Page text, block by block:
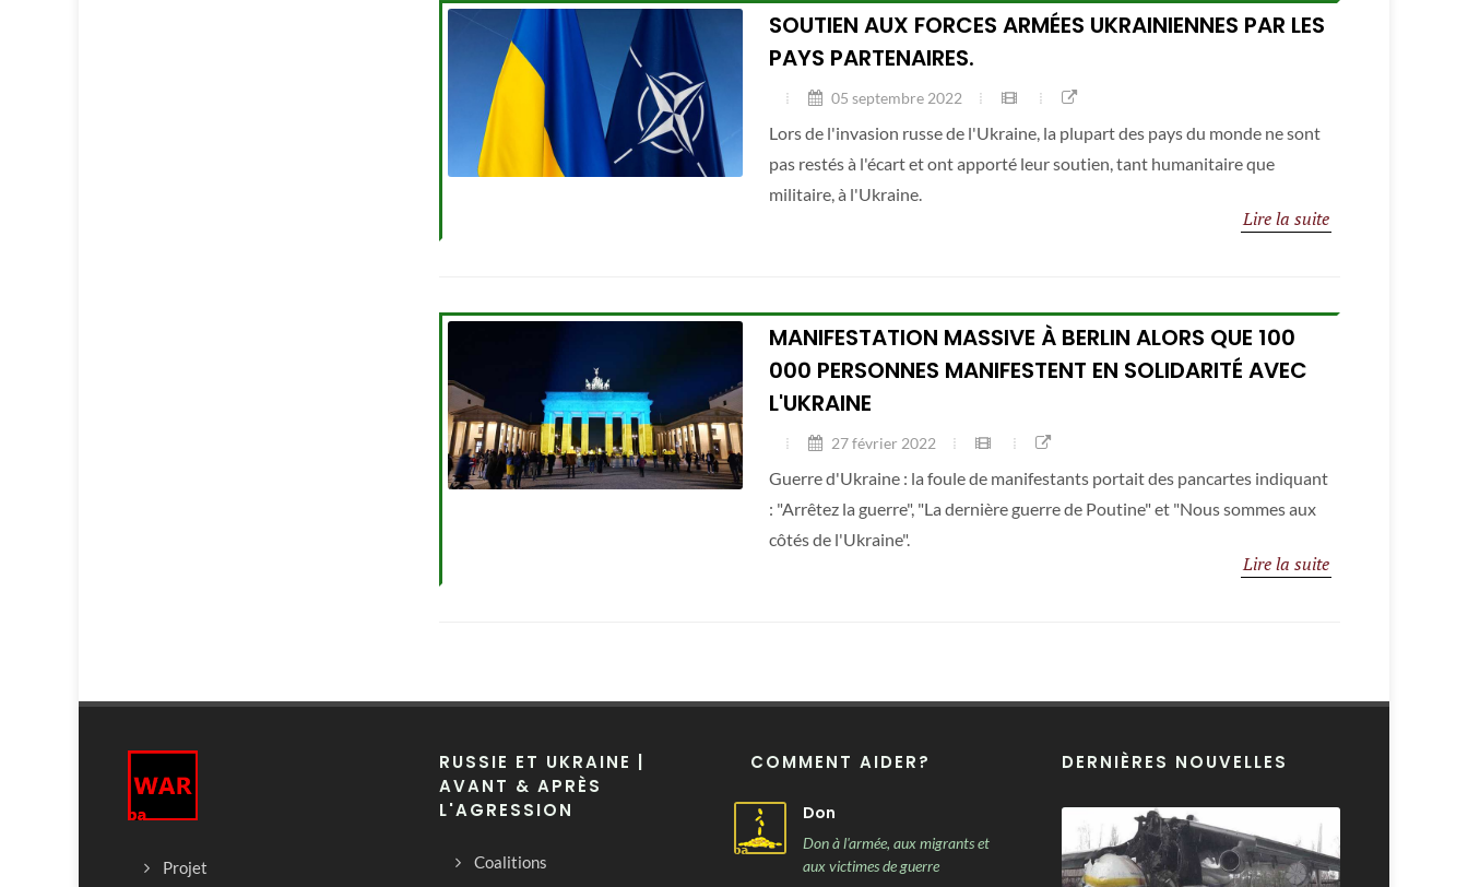
SOUTIEN AUX FORCES ARMÉES UKRAINIENNES PAR LES
PAYS PARTENAIRES.
05 septembre 2022
Lors de l'invasion russe de l'Ukraine, la plupart des pays du monde ne sont
pas restés à l'écart et ont apporté leur soutien, tant humanitaire que
militaire, à l'Ukraine.
Lire la suite
MANIFESTATION MASSIVE À BERLIN ALORS QUE 100
000 PERSONNES MANIFESTENT EN SOLIDARITÉ AVEC
L'UKRAINE
27 février 2022
Guerre d'Ukraine : la foule de manifestants portait des pancartes indiquant
: "Arrêtez la guerre", "La dernière guerre de Poutine" et "Nous sommes aux
côtés de l'Ukraine".
Lire la suite
Projet
RUSSIE ET UKRAINE |
AVANT & APRÈS
L'AGRESSION
Coalitions
COMMENT AIDER?
Don
Don à l'armée, aux migrants et
aux victimes de guerre
DERNIÈRES NOUVELLES